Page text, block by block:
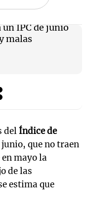
un IPC de junio
malas
del Índice de
junio, que no traen
mayo la
de las
estima que